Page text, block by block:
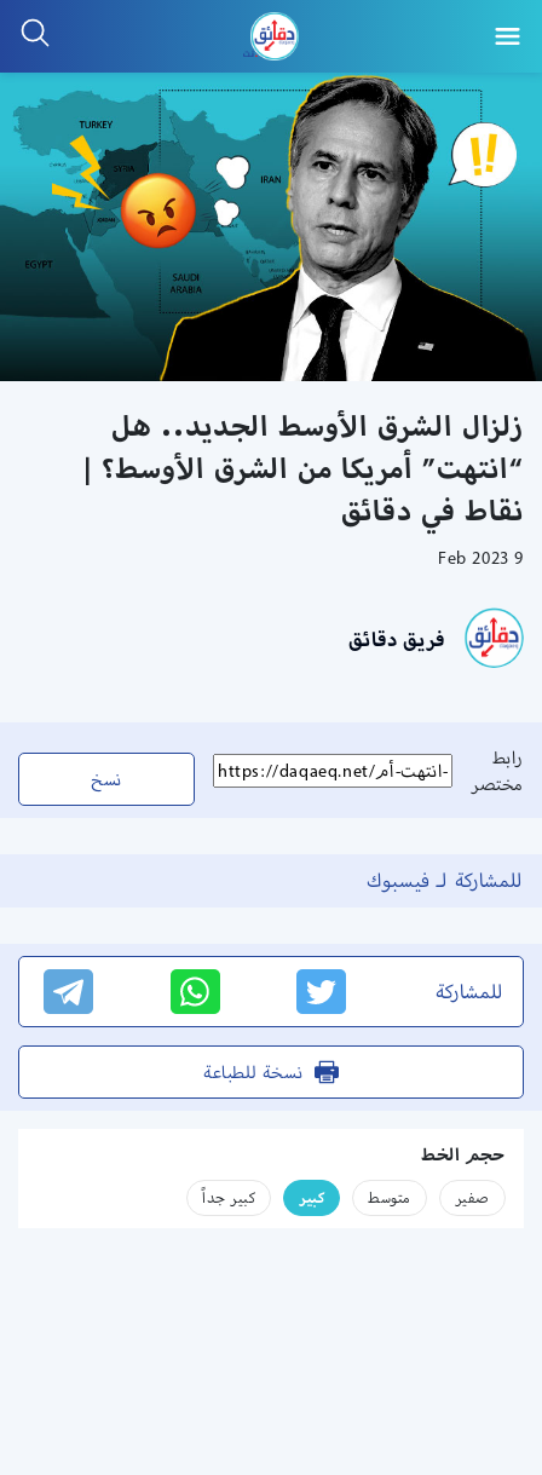
زلزال الشرق الأوسط الجديد.. هل
“انتهت” أمريكا من الشرق الأوسط؟ |
نقاط في دقائق
9 Feb 2023
فريق دقائق
رابط
مختصر
نسخ
للمشاركة لـ فيسبوك
للمشاركة
نسخة للطباعة
حجم الخط
صفير متوسط كبير كبير جداً